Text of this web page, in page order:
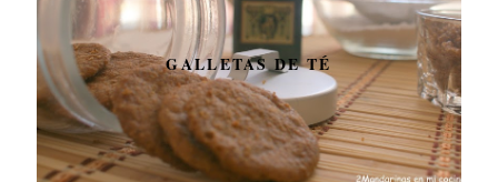
GALLETAS DE TÉ